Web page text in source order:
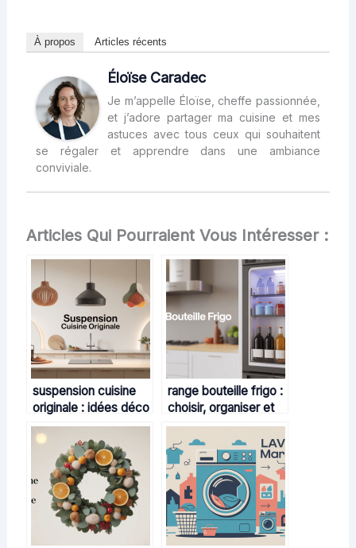
À propos Articles récents
Éloïse Caradec
Je m’appelle Éloïse, cheffe passionnée,
et j’adore partager ma cuisine et mes
astuces avec tous ceux qui souhaitent
se régaler et apprendre dans une ambiance
conviviale.
Articles Qui Pourraient Vous Intéresser :
suspension cuisine
originale : idées déco
lumineuses et
conseils pratiques
range bouteille frigo :
choisir, organiser et
optimiser son espace